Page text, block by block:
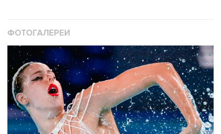
ФОТОГАЛЕРЕИ